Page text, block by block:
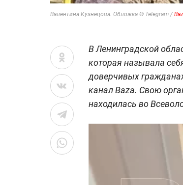
Валентина Кузнецова. Обложка © Telegram /
В Ленинградской
которая называла
доверчивых
канал Baza. Свою
находилась во